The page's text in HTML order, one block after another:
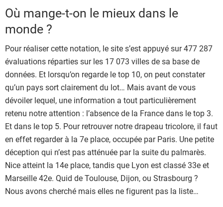
Où mange-t-on le mieux dans le
monde ?
Pour réaliser cette notation, le site s’est appuyé sur 477 287
évaluations réparties sur les 17 073 villes de sa base de
données. Et lorsqu’on regarde le top 10, on peut constater
qu’un pays sort clairement du lot… Mais avant de vous
dévoiler lequel, une information a tout particulièrement
retenu notre attention : l’absence de la France dans le top 3.
Et dans le top 5. Pour retrouver notre drapeau tricolore, il faut
en effet regarder à la 7e place, occupée par Paris. Une petite
déception qui n’est pas atténuée par la suite du palmarès.
Nice atteint la 14e place, tandis que Lyon est classé 33e et
Marseille 42e. Quid de Toulouse, Dijon, ou Strasbourg ?
Nous avons cherché mais elles ne figurent pas la liste…